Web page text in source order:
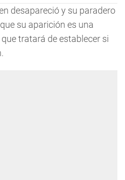
desapareció y su paradero
su aparición es una
tratará de establecer si